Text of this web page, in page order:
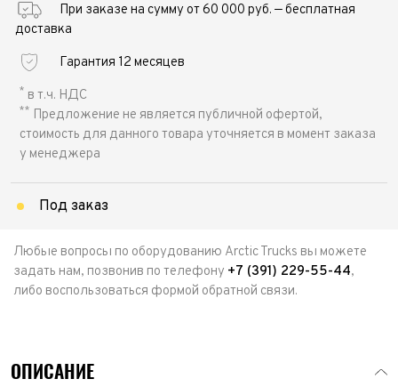
При заказе на сумму от 60 000 руб. — бесплатная
доставка
Гарантия 12 месяцев
* в т.ч. НДС
** Предложение не является публичной офертой,
стоимость для данного товара уточняется в момент заказа
у менеджера
Под заказ
Любые вопросы по оборудованию Arctic Trucks вы можете
задать нам, позвонив по телефону +7 (391) 229-55-44,
либо воспользоваться формой обратной связи.
ОПИСАНИЕ